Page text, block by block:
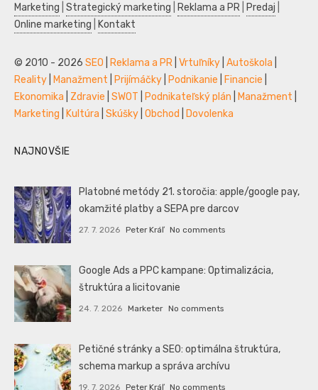
Marketing Strategický marketing Reklama a PR Predaj
Online marketing
Kontakt
© 2010 - 2026 SEO Reklama a PR Vrtuľníky Autoškola
Reality
Manažment Prijímáčky Podnikanie Financie
Ekonomika
Zdravie SWOT Podnikateľský plán Manažment
Marketing
Kultúra Skúšky Obchod Dovolenka
NAJNOVŠIE
Platobné metódy 21. storočia: apple/google pay,
okamžité platby a SEPA pre darcov
27. 7. 2026 Peter Kráľ No comments
Google Ads a PPC kampane: Optimalizácia,
štruktúra a licitovanie
24. 7. 2026 Marketer No comments
Petičné stránky a SEO: optimálna štruktúra,
schema markup a správa archívu
19. 7. 2026 Peter Kráľ No comments